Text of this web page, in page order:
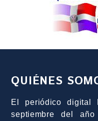
QUIÉNES
El periódico
septiembre del